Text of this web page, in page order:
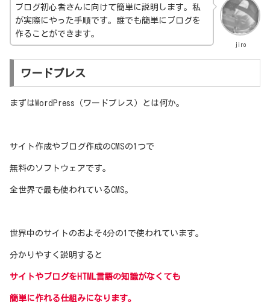
jiro
ブログ初心者さんに向けて簡単に説明します。私
が実際にやった手順です。誰でも簡単にブログを
作ることができます。
ワードプレス
まずはWordPress（ワードプレス）とは何か。
サイト作成やブログ作成のCMSの1つで
無料のソフトウェアです。
全世界で最も使われているCMS。
世界中のサイトのおよそ4分の1で使われています。
分かりやすく説明すると
サイトやブログをHTML言語の知識がなくても
簡単に作れる仕組みになります。